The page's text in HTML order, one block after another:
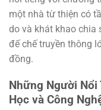
một nhà từ thiện có
do và khát khao chia
đế chế truyền thông
đồng.
Những Người Nổi
Học và Công